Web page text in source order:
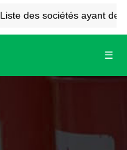
Liste des sociétés ayant
☰